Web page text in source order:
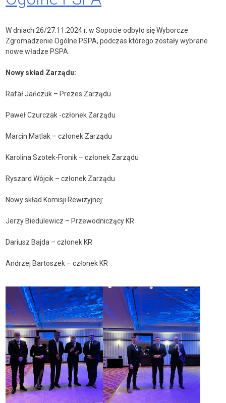
W dniach 26/27.11.2024 r. w Sopocie odbyło się Wyborcze
Zgromadzenie Ogólne PSPA, podczas którego zostały wybrane
nowe władze PSPA.
Nowy skład Zarządu:
Rafał Jańczuk – Prezes Zarządu
Paweł Czurczak -członek Zarządu
Marcin Matlak – członek Zarządu
Karolina Szotek-Fronik – członek Zarządu
Ryszard Wójcik – członek Zarządu
Nowy skład Komisji Rewizyjnej:
Jerzy Biedulewicz – Przewodniczący KR
Dariusz Bajda – członek KR
Andrzej Bartoszek – członek KR